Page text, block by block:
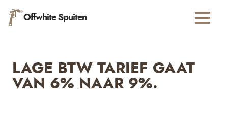
Offwhite Spuiten
LAGE BTW TARIEF GAAT
VAN 6% NAAR 9%.